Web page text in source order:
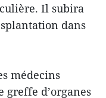
Il subira
dans
médecins
greffe d’organes